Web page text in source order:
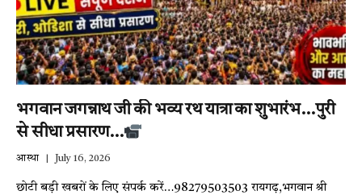
भगवान जगन्नाथ जी की भव्य रथ यात्रा का शुभारंभ…पुरी
से सीधा प्रसारण…
आस्था July 16, 2026
छोटी बड़ी खबरों के लिए संपर्क करें…98279503503 रायगढ़,भगवान श्री